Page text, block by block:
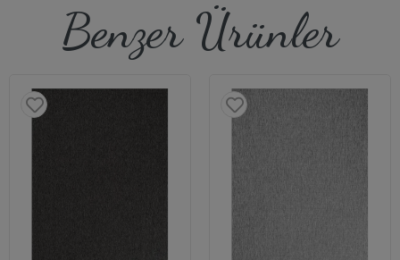
Benzer Ürünler